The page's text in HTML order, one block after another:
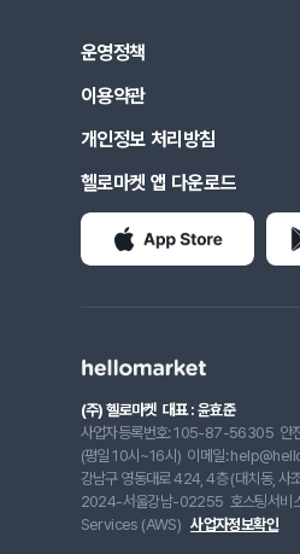
운영정책
이용약관
개인정보 처리방침
헬로마켓 앱 다운로드
(주) 헬로마켓 대표 : 윤효준
사업자등록번호: 105-87-56305 안
(평일 10시~16시) 이메일:
강남구 영동대로 424, 4층 (대치동, 사
2024-서울강남-02255 호스팅서비
Services (AWS) 사업자정보확인